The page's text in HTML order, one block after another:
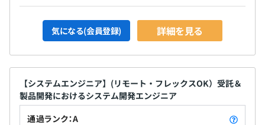
気になる(会員登録) 詳細を見る
【システムエンジニア】(リモート・フレックスOK）受託＆
製品開発におけるシステム開発エンジニア
通過ランク：A